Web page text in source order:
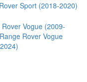
Sport (2018-2020)
Rover Vogue (2009-
Range Rover Vogue